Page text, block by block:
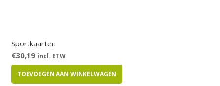
Sportkaarten
€30,19 incl. BTW
TOEVOEGEN AAN WINKELWAGEN